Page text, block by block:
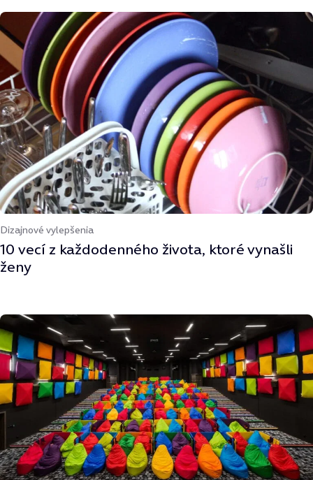
Dizajnové vylepšenia
10 vecí z každodenného života, ktoré vynašli
ženy